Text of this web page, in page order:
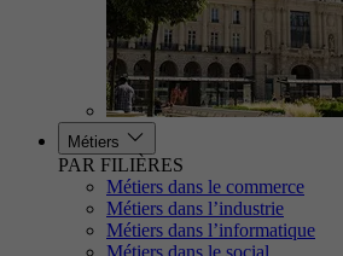
Métiers
PAR FILIÈRES
Métiers dans le commerce
Métiers dans l’industrie
Métiers dans l’informatique
Métiers dans le social